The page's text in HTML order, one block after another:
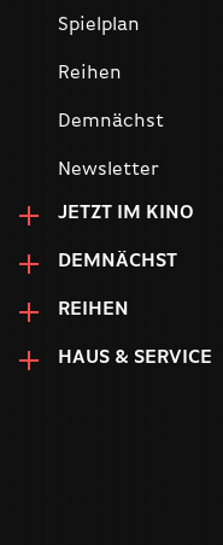
Spielplan
Reihen
Demnächst
Newsletter
JETZT IM KINO
DEMNÄCHST
REIHEN
HAUS & SERVICE